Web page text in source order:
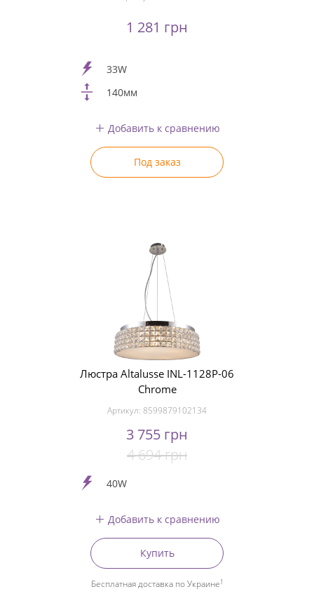
1 281 грн
33W
140мм
Добавить к сравнению
Под заказ
Люстра Altalusse INL-1128P-06
Chrome
Артикул: 8599879102134
3 755 грн
4 694 грн
40W
Добавить к сравнению
Купить
Бесплатная доставка по Украине1